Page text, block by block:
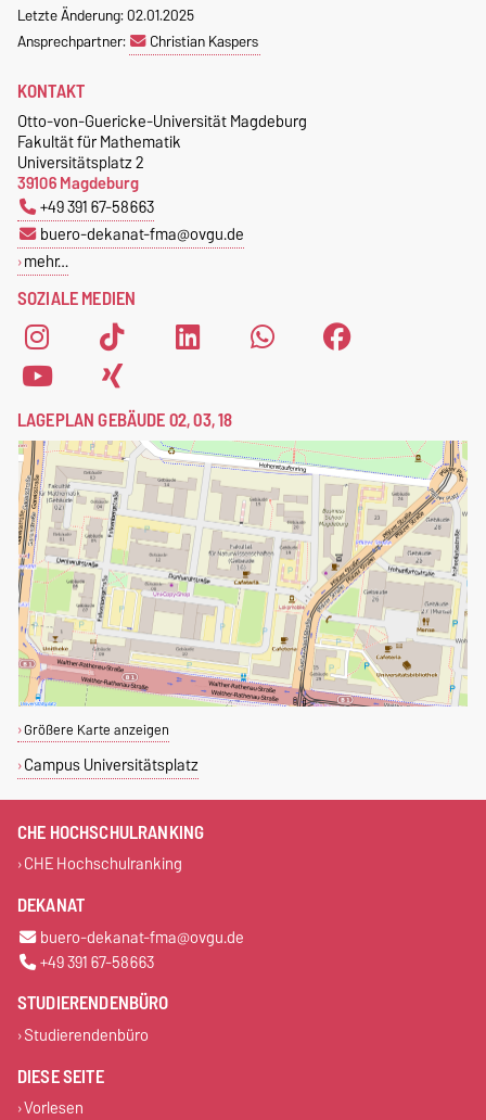
Tel. +49 391 67 58713
+49 391 67 41213
jeannette.polte@ovgu.de
Magdeburg
Fakultät für Mathematik
Geometrie
Postfach 4120
39016 Magdeburg
Letzte Änderung: 02.01.2025
Ansprechpartner:
Christian Kaspers
SOZIALE MEDIEN
KONTAKT
Otto-von-Guericke-Universität Magdeburg
Fakultät für Mathematik
Universitätsplatz 2
39106 Magdeburg
+49 391 67-58663
buero-dekanat-fma@ovgu.de
mehr…
LAGEPLAN GEBÄUDE 02, 03, 18
Größere Karte anzeigen
Campus Universitätsplatz
CHE HOCHSCHULRANKING
CHE Hochschulranking
DEKANAT
buero-dekanat-fma@ovgu.de
+49 391 67-58663
STUDIERENDENBÜRO
Studierendenbüro
DIESE SEITE
Vorlesen